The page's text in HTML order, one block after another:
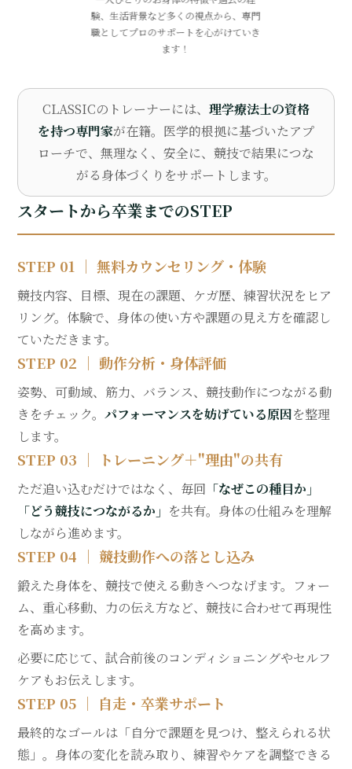
験、生活背景など多くの視点から、専門
職としてプロのサポートを心がけていき
ます！
CLASSICのトレーナーには、 理学療法士の資格
を持つ専門家が在籍。医学的根拠に基づいたアプ
ローチで、無理なく、安全に、競技で結果につな
がる身体づくりをサポートします。
スタートから卒業までのSTEP
STEP 01 ｜ 無料カウンセリング・体験
競技内容、目標、現在の課題、ケガ歴、練習状況をヒア
リング。体験で、身体の使い方や課題の見え方を確認し
ていただきます。
STEP 02 ｜ 動作分析・身体評価
姿勢、可動域、筋力、バランス、競技動作につながる動
きをチェック。パフォーマンスを妨げている原因を整理
します。
STEP 03 ｜ トレーニング＋"理由"の共有
ただ追い込むだけではなく、毎回 「なぜこの種目か」
「どう競技につながるか」 を共有。身体の仕組みを理解
しながら進めます。
STEP 04 ｜ 競技動作への落とし込み
鍛えた身体を、競技で使える動きへつなげます。フォー
ム、重心移動、力の伝え方など、競技に合わせて再現性
を高めます。
必要に応じて、試合前後のコンディショニングやセルフ
ケアもお伝えします。
STEP 05 ｜ 自走・卒業サポート
最終的なゴールは「自分で課題を見つけ、整えられる状
態」。身体の変化を読み取り、練習やケアを調整できる